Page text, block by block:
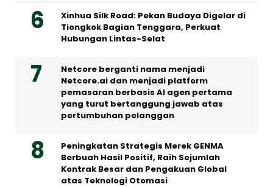
Xinhua Silk Road: Pekan Budaya Digelar di
Tiongkok Bagian Tenggara, Perkuat
Hubungan Lintas-Selat
Netcore berganti nama menjadi
Netcore.ai dan menjadi platform
pemasaran berbasis AI agen pertama
yang turut bertanggung jawab atas
pertumbuhan pelanggan
Peningkatan Strategis Merek GENMA
Berbuah Hasil Positif, Raih Sejumlah
Kontrak Besar dan Pengakuan Global
atas Teknologi Otomasi